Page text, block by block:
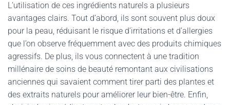
L’utilisation de ces ingrédients naturels a plusieurs
avantages clairs. Tout d’abord, ils sont souvent plus doux
pour la peau, réduisant le risque d’irritations et d’allergies
que l’on observe fréquemment avec des produits chimiques
agressifs. De plus, ils vous connectent à une tradition
millénaire de soins de beauté remontant aux civilisations
anciennes qui savaient comment tirer parti des plantes et
des extraits naturels pour améliorer leur bien-être. Enfin,